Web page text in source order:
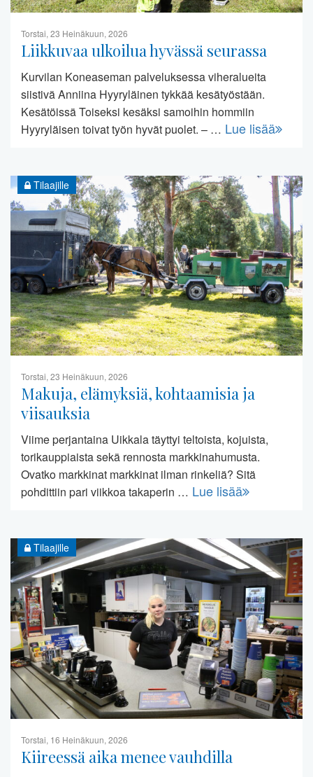
Torstai, 23 Heinäkuun, 2026
Liikkuvaa ulkoilua hyvässä seurassa
Kurvilan Koneaseman palveluksessa viheralueita
siistivä Anniina Hyyryläinen tykkää kesätyöstään.
Kesätöissä Toiseksi kesäksi samoihin hommiin
Hyyryläisen toivat työn hyvät puolet. – … Lue lisää
Tilaajille
Torstai, 23 Heinäkuun, 2026
Makuja, elämyksiä, kohtaamisia ja
viisauksia
Viime perjantaina Uikkala täyttyi teltoista, kojuista,
torikauppiaista sekä rennosta markkinahumusta.
Ovatko markkinat markkinat ilman rinkeliä? Sitä
pohdittiin pari viikkoa takaperin … Lue lisää
Tilaajille
Torstai, 16 Heinäkuun, 2026
Kiireessä aika menee vauhdilla